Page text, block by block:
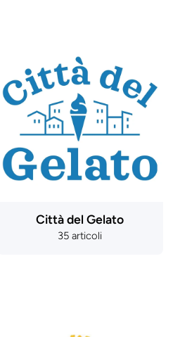
Città del Gelato
35 articoli